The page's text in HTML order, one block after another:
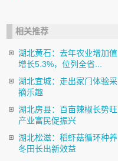
相关推荐
湖北黄石：去年农业增加值
增长5.3%，位列全省...
湖北宜城：走出家门体验采
摘乐趣
湖北房县：百亩辣椒长势旺
产业富民促振兴
湖北松滋：稻虾菇循环种养
冬田长出新效益